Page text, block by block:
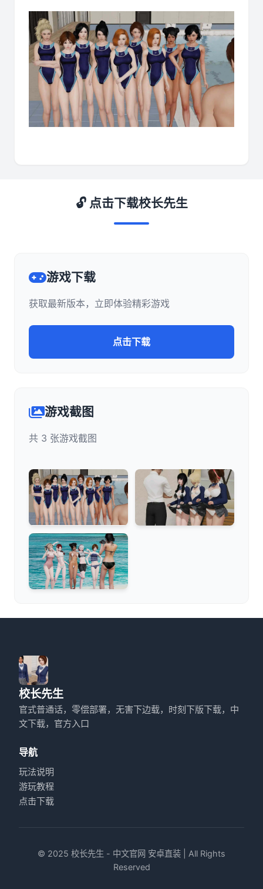
🔓 点击下载校长先生
游戏下载
获取最新版本，立即体验精彩游戏
点击下载
游戏截图
共 3 张游戏截图
校长先生
官式普通话，零偿部署，无害下边载，时刻下版下载，中
文下载，官方入口
导航
玩法说明
游玩教程
点击下载
© 2025 校长先生 - 中文官网 安卓直装 | All Rights
Reserved